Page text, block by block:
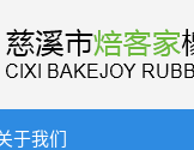
于我们